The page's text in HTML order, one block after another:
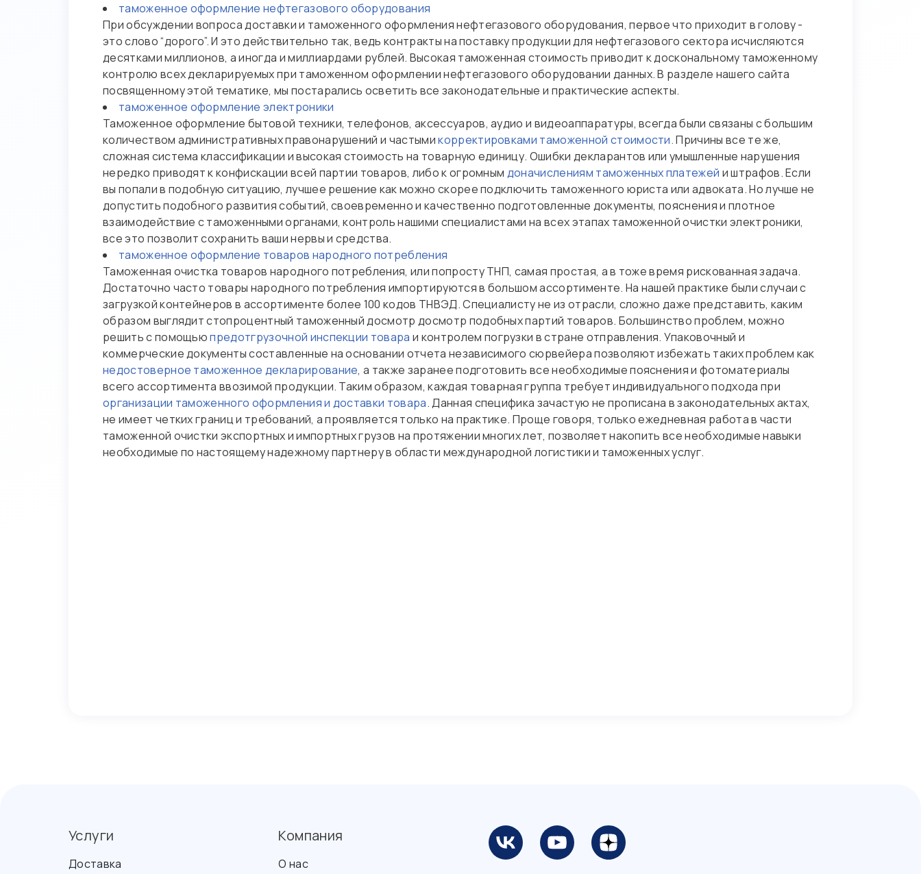
таможенное оформление нефтегазового оборудования
При обсуждении вопроса доставки и таможенного оформления нефтегазового оборудования, первое что приходит в голову -
это слово “дорого”. И это действительно так, ведь контракты на поставку продукции для нефтегазового сектора исчисляются
десятками миллионов, а иногда и миллиардами рублей. Высокая таможенная стоимость приводит к доскональному таможенному
контролю всех декларируемых при таможенном оформлении нефтегазового оборудовании данных. В разделе нашего сайта
посвященному этой тематике, мы постарались осветить все законодательные и практические аспекты.
таможенное оформление электроники
Таможенное оформление бытовой техники, телефонов, аксессуаров, аудио и видеоаппаратуры, всегда были связаны с большим
количеством административных правонарушений и частымикорректировками таможенной стоимости.Причины все те же,
сложная система классификации и высокая стоимость на товарную единицу. Ошибки декларантов или умышленные нарушения
нередко приводят к конфискации всей партии товаров, либо к огромным доначислениям таможенных платежей и штрафов. Если
вы попали в подобную ситуацию, лучшее решение как можно скорее подключить таможенного юриста или адвоката. Но лучше не
допустить подобного развития событий, своевременно и качественно подготовленные документы, пояснения и плотное
взаимодействие с таможенными органами, контроль нашими специалистами на всех этапах таможенной очистки электроники,
все это позволит сохранить ваши нервы и средства.
таможенное оформление товаров народного потребления
Таможенная очистка товаров народного потребления, или попросту ТНП, самая простая, а в тоже время рискованная задача.
Достаточно часто товары народного потребления импортируются в большом ассортименте. На нашей практике были случаи с
загрузкой контейнеров в ассортименте более 100 кодов ТНВЭД. Специалисту не из отрасли, сложно даже представить, каким
образом выглядит стопроцентный таможенный досмотр досмотр подобных партий товаров. Большинство проблем, можно
решить с помощьюпредотгрузочной инспекции товара и контролем погрузки в стране отправления. Упаковочный и
коммерческие документы составленные на основании отчета независимого сюрвейера позволяют избежать таких проблем как
недостоверное таможенное декларирование, а также заранее подготовить все необходимые пояснения и фотоматериалы
всего ассортимента ввозимой продукции. Таким образом, каждая товарная группа требует индивидуального подхода при
организации таможенного оформления и доставки товара. Данная специфика зачастую не прописана в законодательных актах,
не имеет четких границ и требований, а проявляется только на практике. Проще говоря, только ежедневная работа в части
таможенной очистки экспортных и импортных грузов на протяжении многих лет, позволяет накопить все необходимые навыки
необходимые по настоящему надежному партнеру в области международной логистики и таможенных услуг.
Услуги
Доставка
Компания
О нас